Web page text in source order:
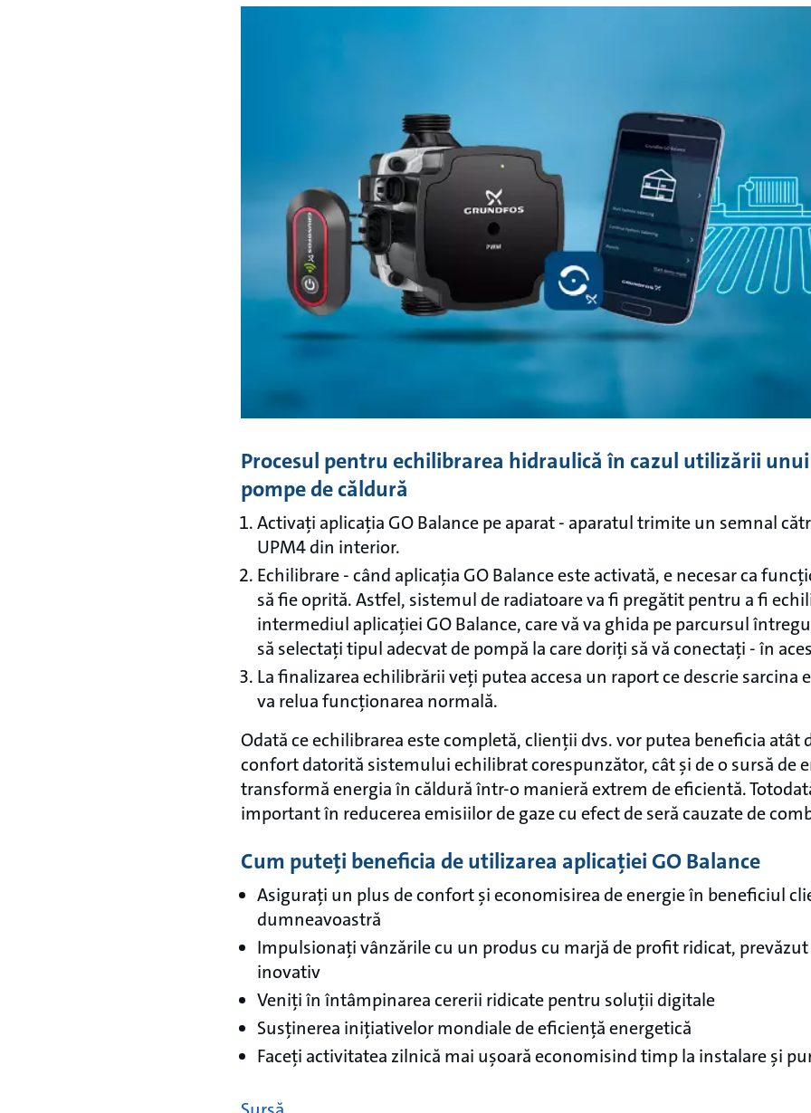
Procesul pentru echilibrarea hidraulică în cazul utilizării
pompe de căldură
Activați aplicația GO Balance pe aparat - aparatul trimite un semnal
UPM4 din interior.
Echilibrare - când aplicația GO Balance este activată, e necesar ca
să fie oprită. Astfel, sistemul de radiatoare va fi pregătit pentru a fi
intermediul aplicației GO Balance, care vă va ghida pe parcursul
să selectați tipul adecvat de pompă la care doriți să vă conectați - în
La finalizarea echilibrării veți putea accesa un raport ce descrie sarcina
va relua funcționarea normală.
Odată ce echilibrarea este completă, clienții dvs. vor putea beneficia atât
confort datorită sistemului echilibrat corespunzător, cât și de o sursă de
transformă energia în căldură într-o manieră extrem de eficientă.
important în reducerea emisiilor de gaze cu efect de seră cauzate de
Cum puteți beneficia de utilizarea aplicației GO Balance
Asigurați un plus de confort și economisirea de energie în beneficiul
dumneavoastră
Impulsionați vânzările cu un produs cu marjă de profit ridicat,
inovativ
Veniți în întâmpinarea cererii ridicate pentru soluții digitale
Susținerea inițiativelor mondiale de eficiență energetică
Faceți activitatea zilnică mai ușoară economisind timp la instalare și